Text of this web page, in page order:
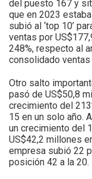
del puesto 167 y
que en 2023
subió al ‘top 10’
ventas por
248%, respecto al
consolidado
Otro salto
pasó de US$50,8
crecimiento del
15 en un solo año.
un crecimiento del
US$42,2 millones
empresa subió 22
posición 42 a la 20.